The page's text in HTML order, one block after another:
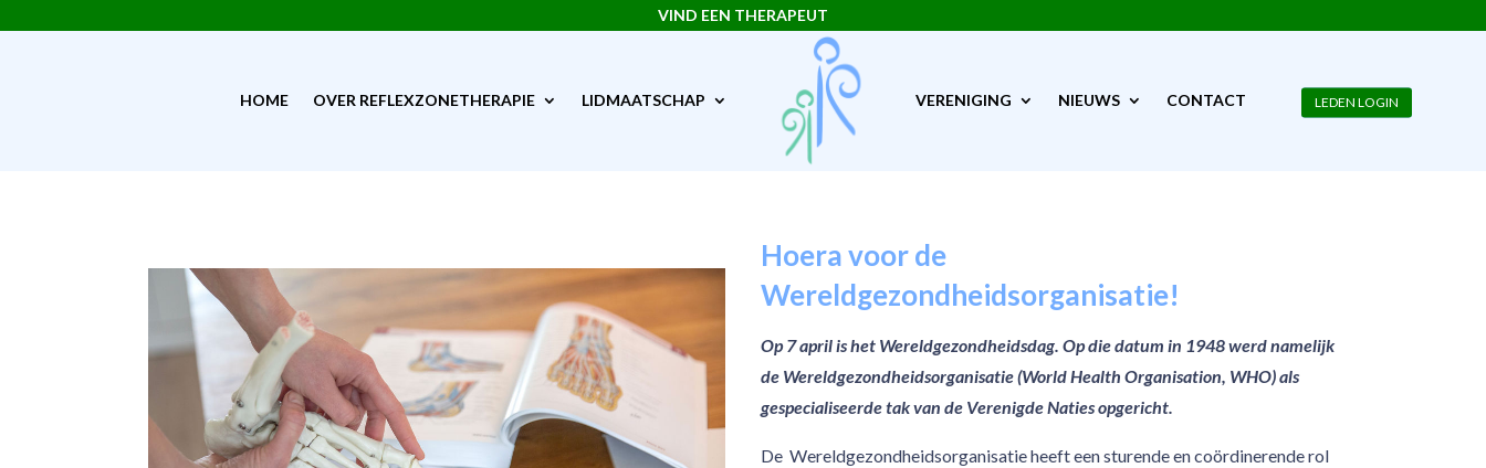
VIND EEN THERAPEUT
HOME OVER REFLEXZONETHERAPIE LIDMAATSCHAP VERENIGING NIEUWS CONTACT LEDEN LOGIN
LEDEN LOGIN
Hoera voor de
Wereldgezondheidsorganisatie!
Op 7 april is het Wereldgezondheidsdag. Op die datum in 1948 werd namelijk
de Wereldgezondheidsorganisatie (World Health Organisation, WHO) als
gespecialiseerde tak van de Verenigde Naties opgericht.
De Wereldgezondheidsorganisatie heeft een sturende en coördinerende rol